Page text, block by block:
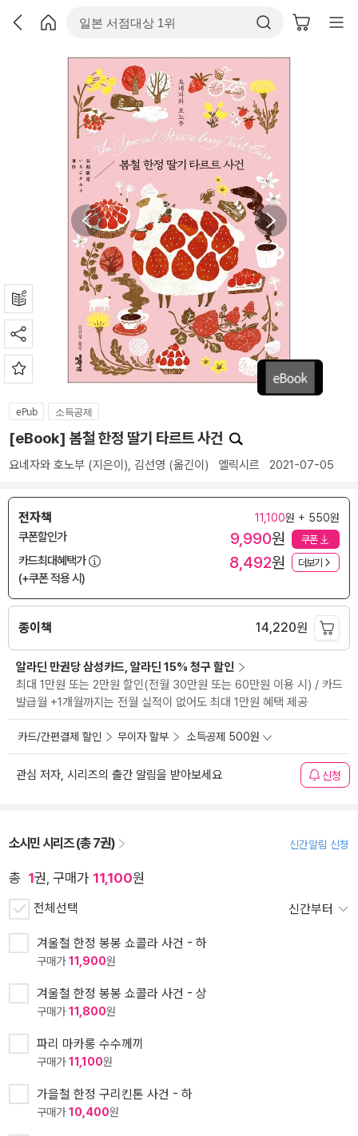
ePub 소득공제
[eBook] 봄철 한정 딸기 타르트 사건
요네자와 호노부 (지은이), 김선영 (옮긴이) 엘릭시르 2021-07-05
전자책 11,100원 + 550원
쿠폰할인가 9,990원 쿠폰
카드최대혜택가
(+쿠폰 적용 시)
8,492원 더보기
종이책 14,220원
알라딘 만권당 삼성카드, 알라딘 15% 청구 할인
최대 1만원 또는 2만원 할인(전월 30만원 또는 60만원 이용 시) / 카드
발급월 +1개월까지는 전월 실적이 없어도 최대 1만원 혜택 제공
카드/간편결제 할인 무이자 할부 소득공제 500원
관심 저자, 시리즈의 출간 알림을 받아보세요 신청
소시민 시리즈 (총 7권) 신간알림 신청
총 1권, 구매가 11,100원
전체선택 신간부터
겨울철 한정 봉봉 쇼콜라 사건 - 하
구매가11,900원
겨울철 한정 봉봉 쇼콜라 사건 - 상
구매가11,800원
파리 마카롱 수수께끼
구매가11,100원
가을철 한정 구리킨톤 사건 - 하
구매가10,400원